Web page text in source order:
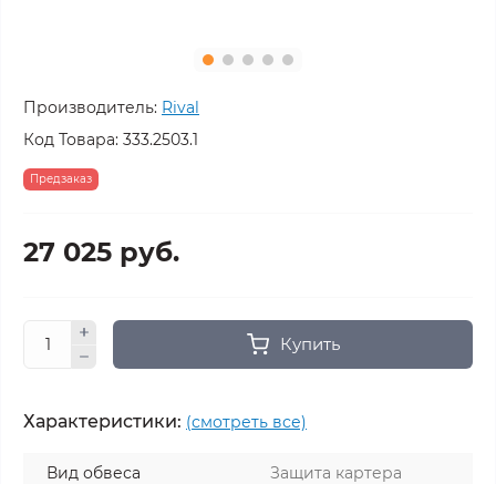
Производитель: Rival
Код Товара: 333.2503.1
Предзаказ
27 025 руб.
Купить
Характеристики: (смотреть все)
Вид обвеса
Защита картера